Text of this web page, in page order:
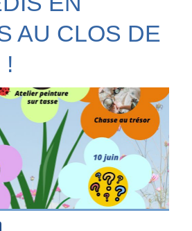
AU CLOS DE
!